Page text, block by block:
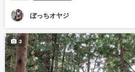
ぼっちオヤジ
3